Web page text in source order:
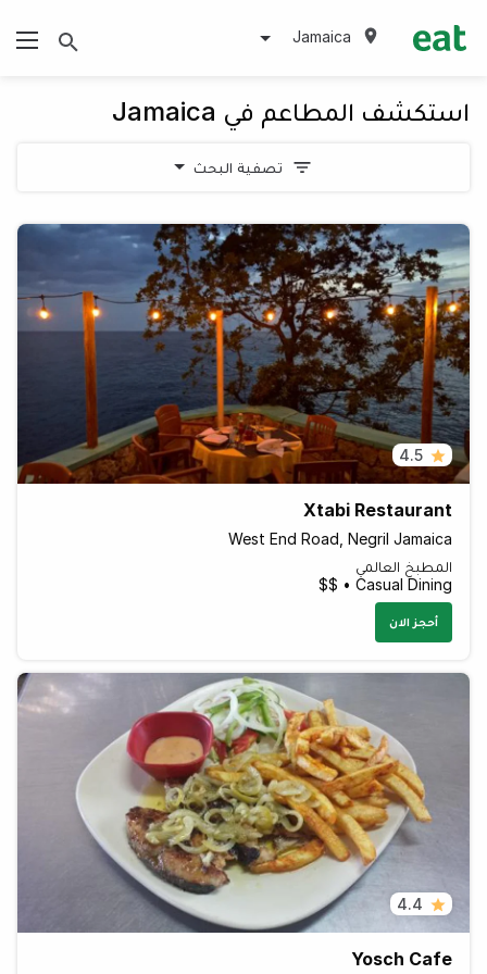
Jamaica
استكشف المطاعم في Jamaica
تصفية البحث
4.5
Xtabi Restaurant
West End Road, Negril Jamaica
المطبخ العالمي
Casual Dining • $$
أحجز الان
4.4
Yosch Cafe